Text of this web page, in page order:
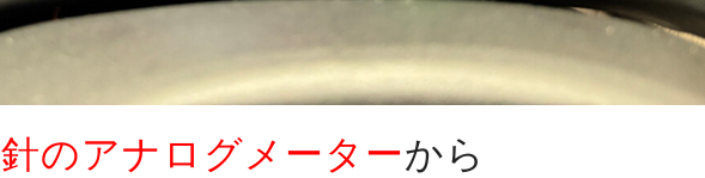
針のアナログメーターから